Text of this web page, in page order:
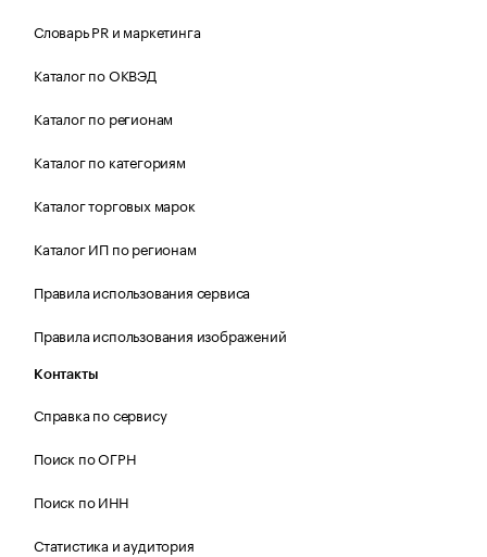
Словарь PR и маркетинга
Каталог по ОКВЭД
Каталог по регионам
Каталог по категориям
Каталог торговых марок
Каталог ИП по регионам
Правила использования сервиса
Правила использования изображений
Контакты
Справка по сервису
Поиск по ОГРН
Поиск по ИНН
Статистика и аудитория